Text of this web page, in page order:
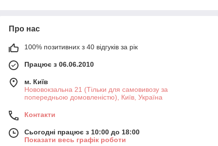
Про нас
100% позитивних з 40 відгуків за рік
Працює з 06.06.2010
м. Київ
Нововокзальна 21 (Тільки для самовивозу за
попередньою домовленістю), Київ, Україна
Контакти
Сьогодні працює з 10:00 до 18:00
Показати весь графік роботи